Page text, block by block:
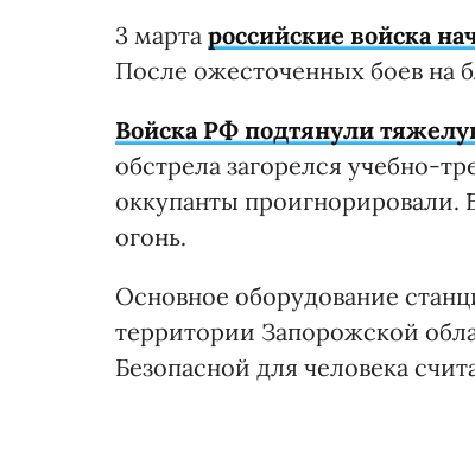
3 марта российские войска
После ожесточенных боев на
Войска РФ подтянули
обстрела загорелся учебно-
оккупанты проигнорировали.
огонь.
Основное оборудование
территории Запорожской
Безопасной для человека